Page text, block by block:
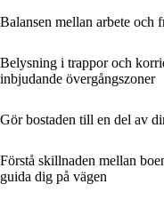
Balansen mellan arbete och
Belysning i trappor och
inbjudande övergångszoner
Gör bostaden till en del av
Förstå skillnaden mellan
guida dig på vägen